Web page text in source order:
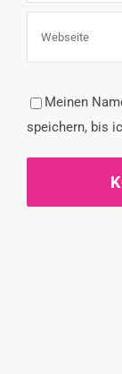
Meinen
speichern, bis